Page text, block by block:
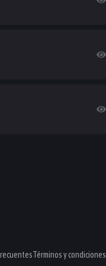
Términos y condiciones